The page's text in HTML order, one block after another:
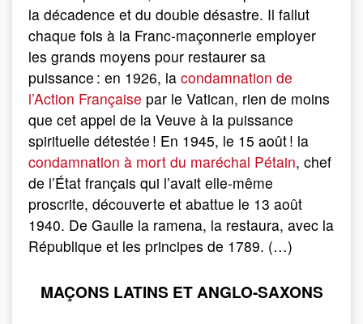
la décadence et du double désastre. Il fallut
chaque fois à la Franc-maçonnerie employer
les grands moyens pour restaurer sa
puissance : en 1926, la condamnation de
l’Action Française par le Vatican, rien de moins
que cet appel de la Veuve à la puissance
spirituelle détestée ! En 1945, le 15 août ! la
condamnation à mort du maréchal Pétain, chef
de l’État français qui l’avait elle-même
proscrite, découverte et abattue le 13 août
1940. De Gaulle la ramena, la restaura, avec la
République et les principes de 1789. (…)
MAÇONS LATINS ET ANGLO-SAXONS